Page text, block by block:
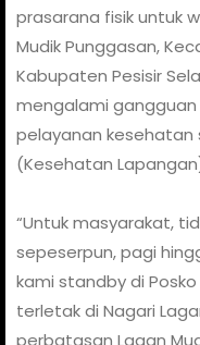
prasarana fisik untuk
Mudik Punggasan,
Kabupaten Pesisir
mengalami
pelayanan kesehatan
(Kesehatan
“Untuk masyarakat,
sepeserpun, pagi
kami standby di Posko
terletak di Nagari
perbatasan Lagan